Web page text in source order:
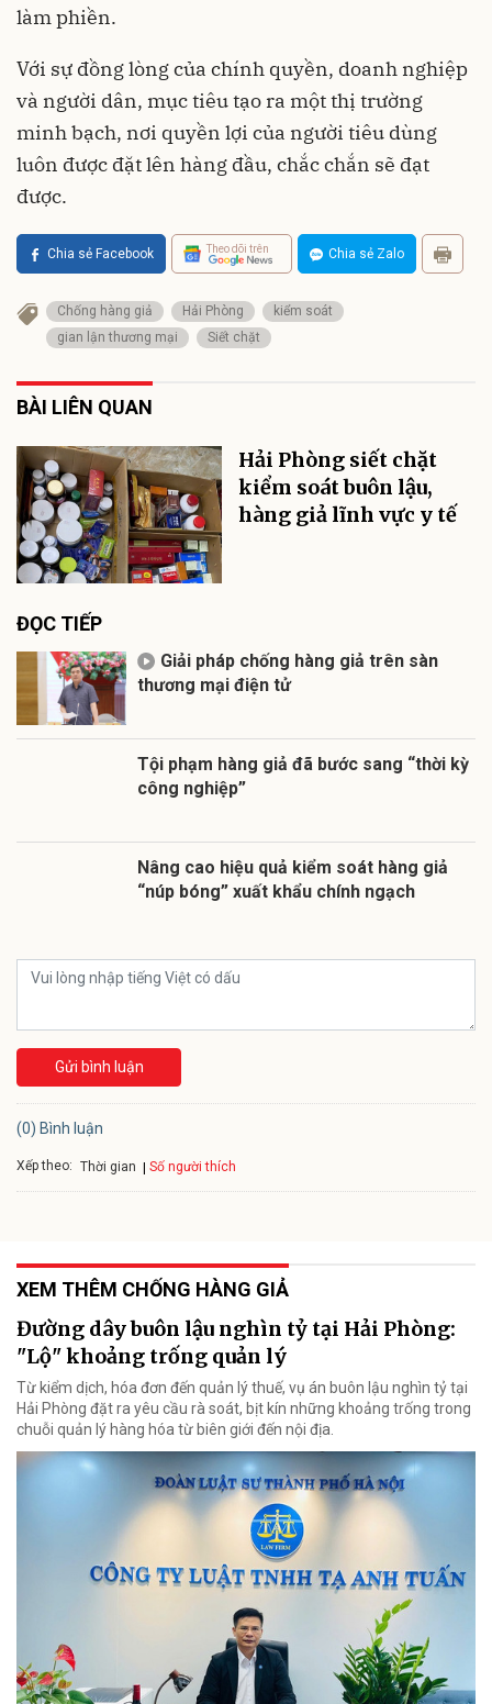
làm phiền.
Với sự đồng lòng của chính quyền, doanh nghiệp
và người dân, mục tiêu tạo ra một thị trường
minh bạch, nơi quyền lợi của người tiêu dùng
luôn được đặt lên hàng đầu, chắc chắn sẽ đạt
được.
Chia sẻ Facebook Theo dõi trên Chia sẻ Zalo
Chống hàng giả Hải Phòng
kiểm soát
gian lận thương mại
Siết chặt
BÀI LIÊN QUAN
Hải Phòng siết chặt
kiểm soát buôn lậu,
hàng giả lĩnh vực y tế
ĐỌC TIẾP
Giải pháp chống hàng giả trên sàn
thương mại điện tử
Tội phạm hàng giả đã bước sang “thời kỳ
công nghiệp”
Nâng cao hiệu quả kiểm soát hàng giả
“núp bóng” xuất khẩu chính ngạch
Gửi bình luận
(0) Bình luận
Xếp theo: Thời gian Số người thích
XEM THÊM CHỐNG HÀNG GIẢ
Đường dây buôn lậu nghìn tỷ tại Hải Phòng:
"Lộ" khoảng trống quản lý
Từ kiểm dịch, hóa đơn đến quản lý thuế, vụ án buôn lậu nghìn tỷ tại
Hải Phòng đặt ra yêu cầu rà soát, bịt kín những khoảng trống trong
chuỗi quản lý hàng hóa từ biên giới đến nội địa.